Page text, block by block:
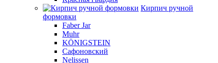
Кирпич ручной
формовки
Faber Jar
Muhr
KÖNIGSTEIN
Сафоновский
Nelissen